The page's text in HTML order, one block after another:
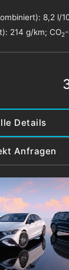
8,2 l/
214 g/km;CO2
Details
Anfragen